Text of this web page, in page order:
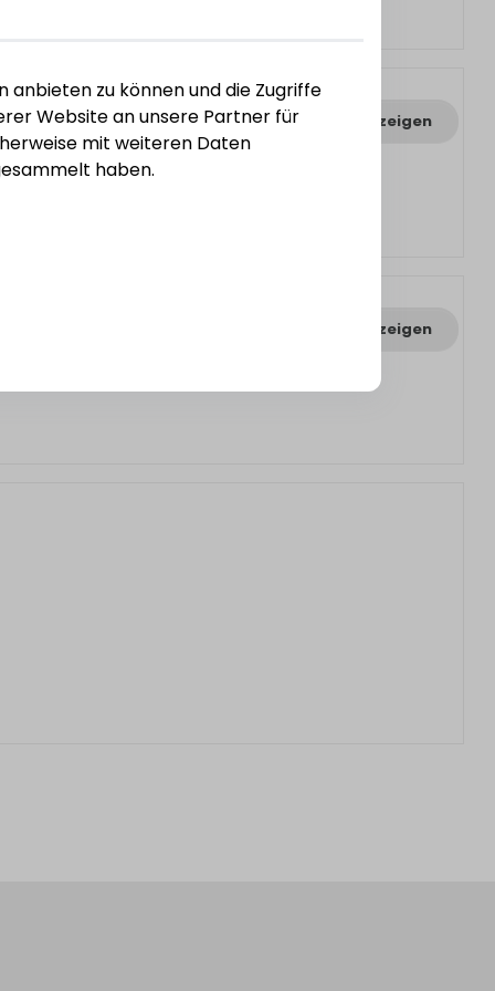
Varianten anzeigen
Varianten anzeigen
anbieten zu können und die Zugriffe
Website an unsere Partner für
mit weiteren Daten
haben.